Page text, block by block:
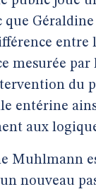
que
entre
mesurée par
du
entérine
aux
Muhlmann
nouveau